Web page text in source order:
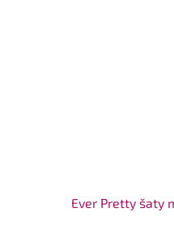
Ever Pretty šaty